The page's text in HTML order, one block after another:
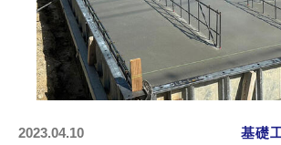
2023.04.10 基礎